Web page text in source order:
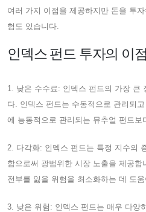
여러 가지 이점을 제공하지만 돈을 투
험도 있습니다.
인덱스 펀드 투자의 이점
1. 낮은 수수료: 인덱스 펀드의 가장 큰
다. 인덱스 펀드는 수동적으로 관리되
에 능동적으로 관리되는 뮤추얼 펀드보
2. 다각화: 인덱스 펀드는 특정 지수의
함으로써 광범위한 시장 노출을 제공
전부를 잃을 위험을 최소화하는 데 도움
3. 낮은 위험: 인덱스 펀드는 매우 다양